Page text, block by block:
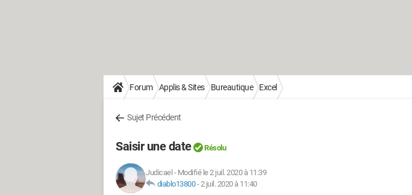
Forum Applis & Sites Bureautique Excel
Sujet Précédent
Saisir une date Résolu
Judicael - Modifié le 2 juil. 2020 à 11:39
diablo13800-2 juil. 2020 à 11:40